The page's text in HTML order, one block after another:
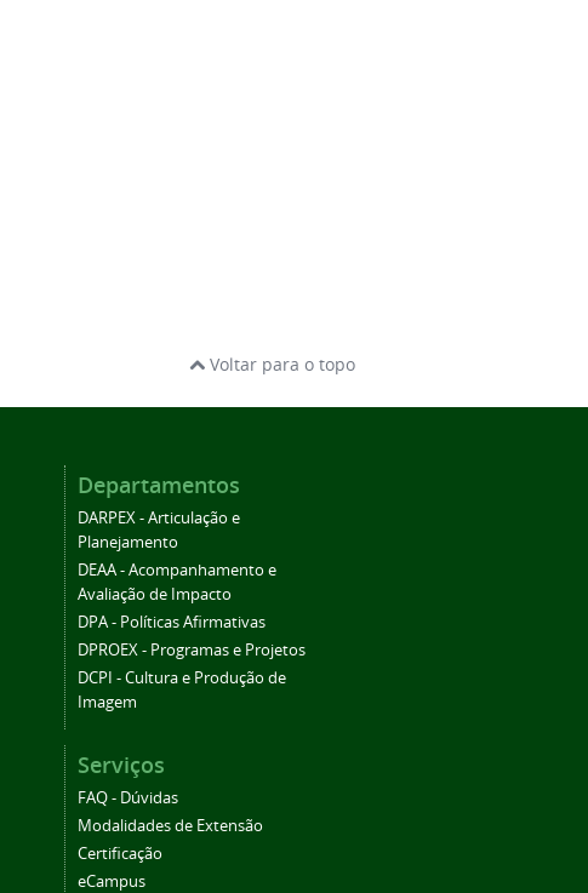
Voltar para o topo
Departamentos
DARPEX - Articulação e
Planejamento
DEAA - Acompanhamento e
Avaliação de Impacto
DPA - Políticas Afirmativas
DPROEX - Programas e Projetos
DCPI - Cultura e Produção de
Imagem
Serviços
FAQ - Dúvidas
Modalidades de Extensão
Certificação
eCampus